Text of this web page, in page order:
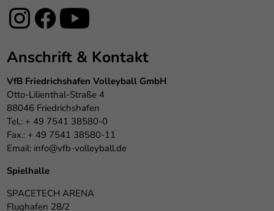
Anschrift & Kontakt
VfB Friedrichshafen Volleyball GmbH
Otto-Lilienthal-Straße 4
88046 Friedrichshafen
Tel.: + 49 7541 38580-0
Fax.: + 49 7541 38580-11
Email: info@vfb-volleyball.de
Spielhalle
SPACETECH ARENA
Flughafen 28/2